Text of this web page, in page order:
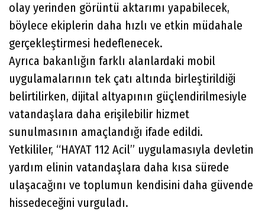
olay yerinden görüntü aktarımı yapabilecek,
böylece ekiplerin daha hızlı ve etkin müdahale
gerçekleştirmesi hedeflenecek.
Ayrıca bakanlığın farklı alanlardaki mobil
uygulamalarının tek çatı altında birleştirildiği
belirtilirken, dijital altyapının güçlendirilmesiyle
vatandaşlara daha erişilebilir hizmet
sunulmasının amaçlandığı ifade edildi.
Yetkililer, “HAYAT 112 Acil” uygulamasıyla devletin
yardım elinin vatandaşlara daha kısa sürede
ulaşacağını ve toplumun kendisini daha güvende
hissedeceğini vurguladı.